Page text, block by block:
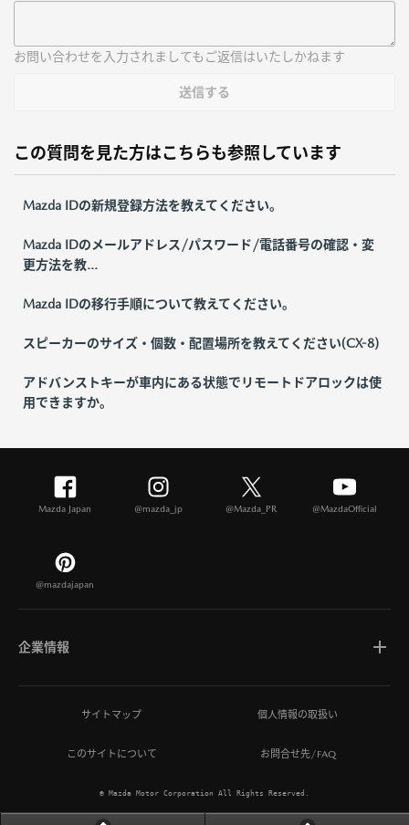
お問い合わせを入力されましてもご返信はいたしかねます
送信する
この質問を見た方はこちらも参照しています
Mazda IDの新規登録方法を教えてください。
Mazda IDのメールアドレス/パスワード/電話番号の確認・変
更方法を教...
Mazda IDの移行手順について教えてください。
スピーカーのサイズ・個数・配置場所を教えてください(CX-8)
アドバンストキーが車内にある状態でリモートドアロックは使
用できますか。
Mazda Japan @mazda_jp @Mazda_PR @MazdaOfficial
@mazdajapan
企業情報
マツダについて
ひとを想う価値創造
サイトマップ 個人情報の取扱い
このサイトについて お問合せ先/FAQ
© Mazda Motor Corporation All Rights Reserved.